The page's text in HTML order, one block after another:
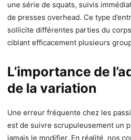
une série de squats, suivis
de presses overhead. Ce type
sollicite différentes parties du
ciblant efficacement plusieurs
L’importance de
de la variation
Une erreur fréquente chez les
est de suivre scrupuleusement un
jamais le modifier. En réalité, nos